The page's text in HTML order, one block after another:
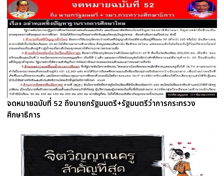
จดหมายฉบับที่ 52 ถึงนายกรัฐมนตรี+รัฐมนตรีว่าการกระทรวง
ศึกษาธิการ